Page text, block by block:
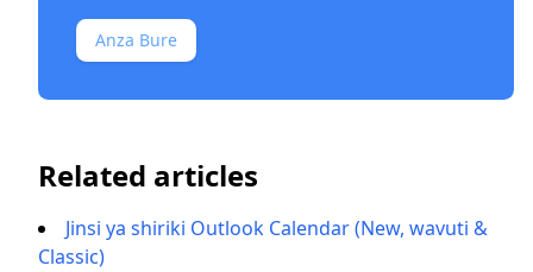
Anza Bure
Related articles
Jinsi ya shiriki Outlook Calendar (New, wavuti &
Classic)